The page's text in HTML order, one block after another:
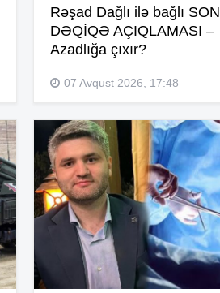
Rəşad Dağlı ilə bağlı SON
DƏQİQƏ AÇIQLAMASI –
Azadlığa çıxır?
07 Avqust 2026, 17:48